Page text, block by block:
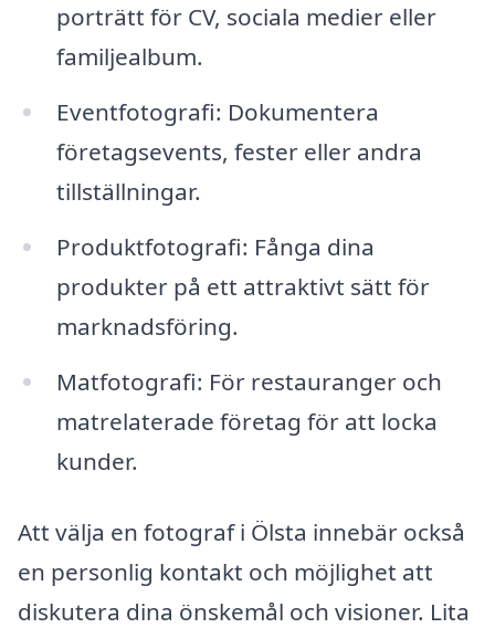
porträtt för CV, sociala medier eller
familjealbum.
Eventfotografi: Dokumentera
företagsevents, fester eller andra
tillställningar.
Produktfotografi: Fånga dina
produkter på ett attraktivt sätt för
marknadsföring.
Matfotografi: För restauranger och
matrelaterade företag för att locka
kunder.
Att välja en fotograf i Ölsta innebär också
en personlig kontakt och möjlighet att
diskutera dina önskemål och visioner. Lita